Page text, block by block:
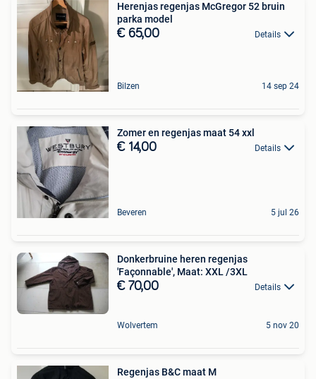
Herenjas regenjas McGregor 52 bruin
parka model
€ 65,00 Details
Bilzen 14 sep 24
Zomer en regenjas maat 54 xxl
€ 14,00 Details
Beveren 5 jul 26
Donkerbruine heren regenjas
'Façonnable', Maat: XXL /3XL
€ 70,00 Details
Wolvertem 5 nov 20
Regenjas B&C maat M